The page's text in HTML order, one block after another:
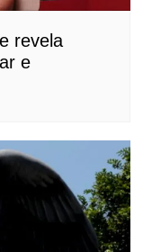
revela
e